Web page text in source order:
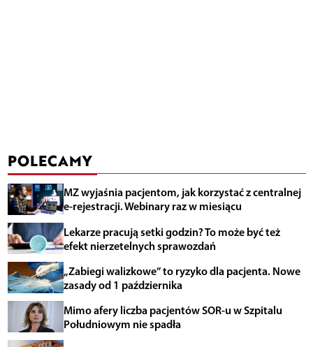
POLECAMY
MZ wyjaśnia pacjentom, jak korzystać z centralnej
e-rejestracji. Webinary raz w miesiącu
Lekarze pracują setki godzin? To może być też
efekt nierzetelnych sprawozdań
„Zabiegi walizkowe” to ryzyko dla pacjenta. Nowe
zasady od 1 października
Mimo afery liczba pacjentów SOR-u w Szpitalu
Południowym nie spadła